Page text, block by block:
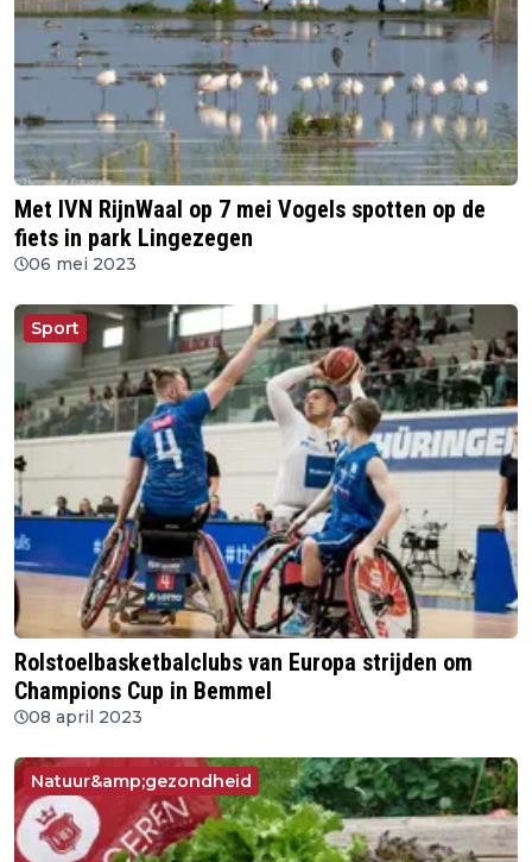
Met IVN RijnWaal op 7 mei Vogels spotten op de
fiets in park Lingezegen
06 mei 2023
Sport
Rolstoelbasketbalclubs van Europa strijden om
Champions Cup in Bemmel
08 april 2023
Natuur&amp;gezondheid